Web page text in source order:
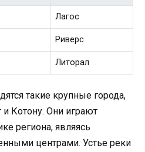
Лагос
Риверс
Литорал
такие крупные города,
и Котону. Они играют
региона, являясь
центрами. Устье реки